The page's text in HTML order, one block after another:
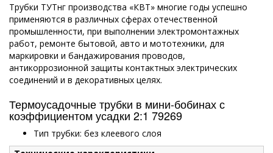
Трубки ТУТнг производства «КВТ» многие годы успешно
применяются в различных сферах отечественной
промышленности, при выполнении электромонтажных
работ, ремонте бытовой, авто и мототехники, для
маркировки и бандажирования проводов,
антикоррозионной защиты контактных электрических
соединений и в декоративных целях.
Термоусадочные трубки в мини-бобинах с
коэффициентом усадки 2:1 79269
Тип трубки: без клеевого слоя